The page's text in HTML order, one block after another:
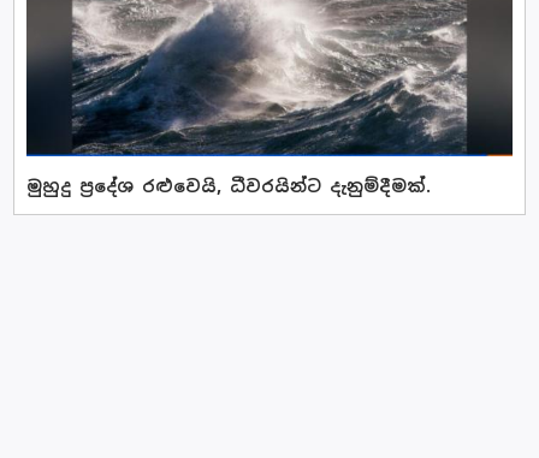
මුහුදු ප්‍රදේශ රළුවෙයි, ධීවරයින්ට දැනුම්දීමක්.